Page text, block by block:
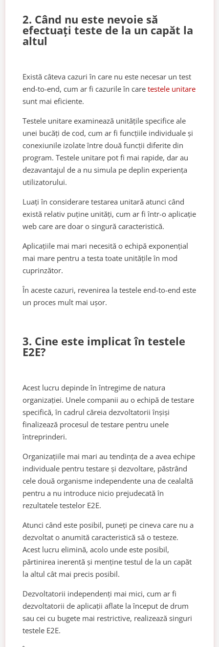
2. Când nu este nevoie să
efectuați teste de la un capăt la
altul
Există câteva cazuri în care nu este necesar un test
end-to-end, cum ar fi cazurile în caretestele unitare
sunt mai eficiente.
Testele unitare examinează unitățile specifice ale
unei bucăți de cod, cum ar fi funcțiile individuale și
conexiunile izolate între două funcții diferite din
program. Testele unitare pot fi mai rapide, dar au
dezavantajul de a nu simula pe deplin experiența
utilizatorului.
Luați în considerare testarea unitară atunci când
există relativ puține unități, cum ar fi într-o aplicație
web care are doar o singură caracteristică.
Aplicațiile mai mari necesită o echipă exponențial
mai mare pentru a testa toate unitățile în mod
cuprinzător.
În aceste cazuri, revenirea la testele end-to-end este
un proces mult mai ușor.
3. Cine este implicat în testele
E2E?
Acest lucru depinde în întregime de natura
organizației. Unele companii au o echipă de testare
specifică, în cadrul căreia dezvoltatorii înșiși
finalizează procesul de testare pentru unele
întreprinderi.
Organizațiile mai mari au tendința de a avea echipe
individuale pentru testare și dezvoltare, păstrând
cele două organisme independente una de cealaltă
pentru a nu introduce nicio prejudecată în
rezultatele testelor E2E.
Atunci când este posibil, puneți pe cineva care nu a
dezvoltat o anumită caracteristică să o testeze.
Acest lucru elimină, acolo unde este posibil,
părtinirea inerentă și menține testul de la un capăt
la altul cât mai precis posibil.
Dezvoltatorii independenți mai mici, cum ar fi
dezvoltatorii de aplicații aflate la început de drum
sau cei cu bugete mai restrictive, realizează singuri
testele E2E.